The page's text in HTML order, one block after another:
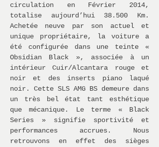
circulation en Février 2014,
totalise aujourd’hui 38.500 Km.
Achetée neuve par son actuel et
unique propriétaire, la voiture a
été configurée dans une teinte «
Obsidian Black », associée à un
intérieur Cuir/Alcantara rouge et
noir et des inserts piano laqué
noir. Cette SLS AMG BS demeure dans
un très bel état tant esthétique
que mécanique. Le terme « Black
Series » signifie sportivité et
performances accrues. Nous
retrouvons en effet des sièges